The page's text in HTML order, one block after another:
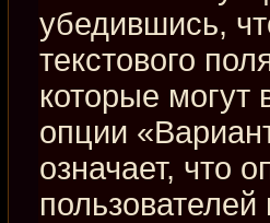
убедившись,
текстового
которые могут
опции
означает, что